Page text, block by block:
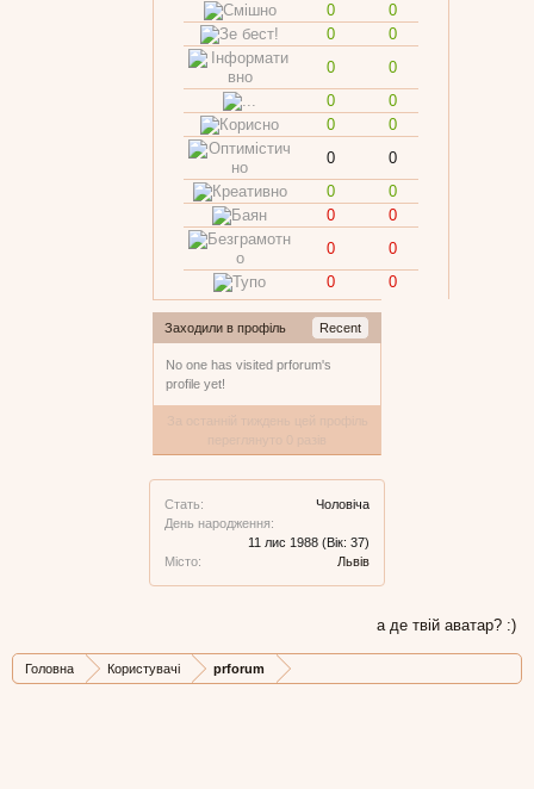
0
0
0
0
0
0
0
0
0
0
0
0
0
0
0
0
0
0
0
0
Заходили в профіль Recent
No one has visited prforum's
profile yet!
Стать:
Чоловіча
День народження:
11 лис 1988 (Вік: 37)
Місто:
Львів
а де твій аватар? :)
Головна Користувачі prforum